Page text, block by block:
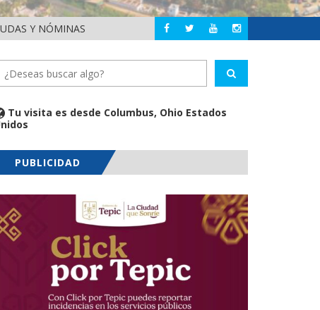
Y NÓMINAS NACIONAL DETIENEN AL
Tu visita es desde Columbus, Ohio Estados
PUBLICIDAD